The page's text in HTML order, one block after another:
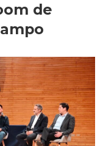
de